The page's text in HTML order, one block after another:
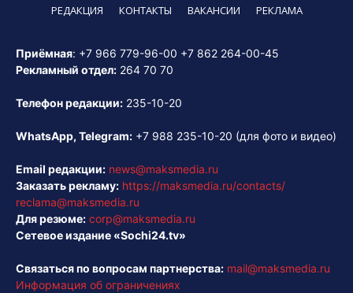
РЕДАКЦИЯ КОНТАКТЫ ВАКАНСИИ РЕКЛАМА
Приёмная: +7 966 779-96-00 +7 862 264-00-45
Рекламный отдел: 264 70 70
Телефон редакции: 235-10-20
WhatsApp, Telegram: +7 988 235-10-20 (для фото и видео)
Email редакции: news@maksmedia.ru
Заказать рекламу: https://maksmedia.ru/contacts/
reclama@maksmedia.ru
Для резюме: corp@maksmedia.ru
Сетевое издание «Sochi24.tv»
Связаться по вопросам партнерства: mail@maksmedia.ru
Информация об ограничениях